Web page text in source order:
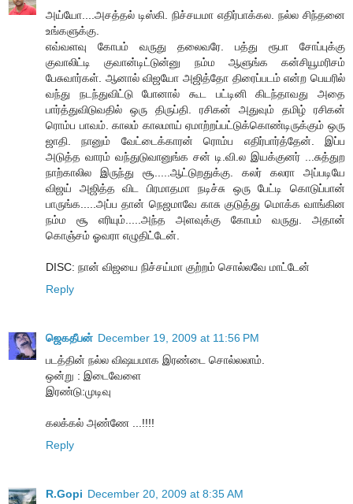
அய்யோ....அசத்தல் டிஸ்கி. நிச்சயமா எதிர்பாக்கல. நல்ல சிந்தனை
உங்களுக்கு.
எவ்வளவு கோபம் வருது தலைவரே. பத்து ரூபா சோப்புக்கு
குவாலிட்டி குவான்டிட்டுன்னு நம்ம ஆளுங்க கன்சியூமரிசம்
பேசுவார்கள். ஆனால் விஜயோ அஜித்தோ திரைப்படம் என்ற பெயரில்
வந்து நடந்துவிட்டு போனால் கூட பட்டினி கிடந்தாவது அதை
பார்த்துவிடுவதில் ஒரு திருப்தி. ரசிகன் அதுவும் தமிழ் ரசிகன்
ரொம்ப பாவம். காலம் காலமாய் ஏமாற்றப்பட்டுக்கொண்டிருக்கும் ஒரு
ஜாதி. நானும் வேட்டைக்காரன் ரொம்ப எதிர்பார்த்தேன். இப்ப
அடுத்த வாரம் வந்துடுவானுங்க சன் டி.வி.ல இயக்குனர் ...சுத்துற
நாற்காலில இருந்து சூ.....ஆட்டுறதுக்கு. கலர் கலரா அப்படியே
விஜய் அஜித்த விட பிரமாதமா நடிச்சு ஒரு பேட்டி கொடுப்பான்
பாருங்க.....அப்ப தான் நெஜமாவே காசு குடுத்து மொக்க வாங்கின
நம்ம சூ எரியும்.....அந்த அளவுக்கு கோபம் வருது. அதான்
கொஞ்சம் ஓவரா எழுதிட்டேன்.
DISC: நான் விஜயை நிச்சய்மா குற்றம் சொல்லவே மாட்டேன்
Reply
ஜெகதீபன் December 19, 2009 at 11:56 PM
படத்தின் நல்ல விஷயமாக இரண்டை சொல்லலாம்.
ஒன்று : இடைவேளை
இரண்டு:முடிவு
கலக்கல் அண்ணே ...!!!!
Reply
R.Gopi December 20, 2009 at 8:35 AM